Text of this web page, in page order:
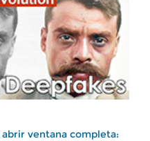
abrir ventana completa: